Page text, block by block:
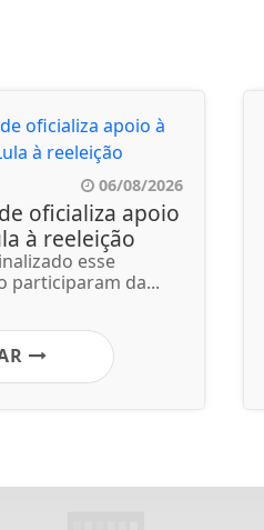
06/08/2026
oficializa apoio
à reeleição
esse
participaram da...